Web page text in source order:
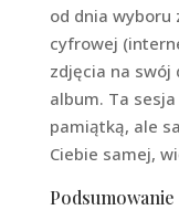
od dnia wyboru
cyfrowej
zdjęcia na swój
album. Ta
pamiątką, ale
Ciebie samej,
Podsumowanie